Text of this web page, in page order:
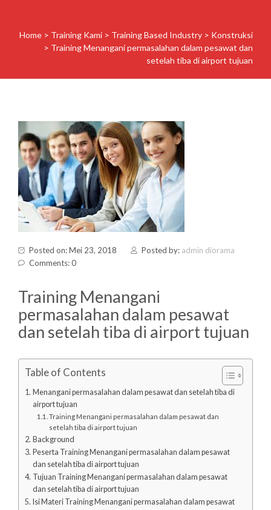
Home > Training Kami > Training Based Industry > Konstruksi
> Training Menangani permasalahan dalam pesawat dan
setelah tiba di airport tujuan
Posted on: Mei 23, 2018 Posted by: admin diorama
Comments: 0
Training Menangani
permasalahan dalam pesawat
dan setelah tiba di airport tujuan
Table of Contents
Menangani permasalahan dalam pesawat dan setelah tiba di
airport tujuan
Training Menangani permasalahan dalam pesawat dan
setelah tiba di airport tujuan
Background
Peserta Training Menangani permasalahan dalam pesawat
dan setelah tiba di airport tujuan
Tujuan Training Menangani permasalahan dalam pesawat
dan setelah tiba di airport tujuan
Isi Materi Training Menangani permasalahan dalam pesawat